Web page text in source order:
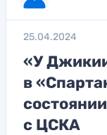
25.04.2024
«У
в
с ЦСКА